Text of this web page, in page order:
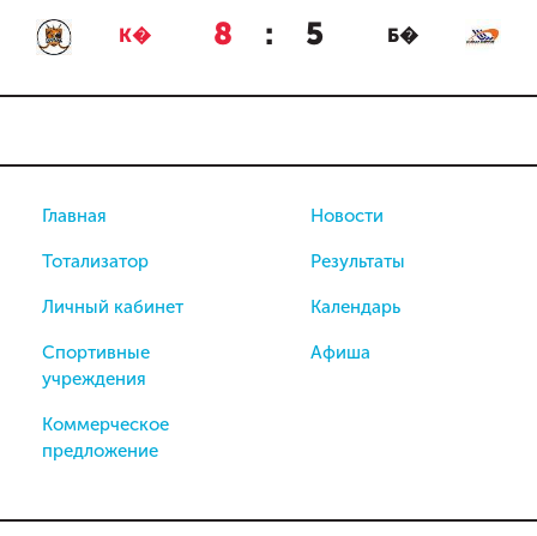
К� 8 : 5 Б�
Главная
Тотализатор
Личный кабинет
Спортивные
учреждения
Коммерческое
предложение
Новости
Результаты
Календарь
Афиша